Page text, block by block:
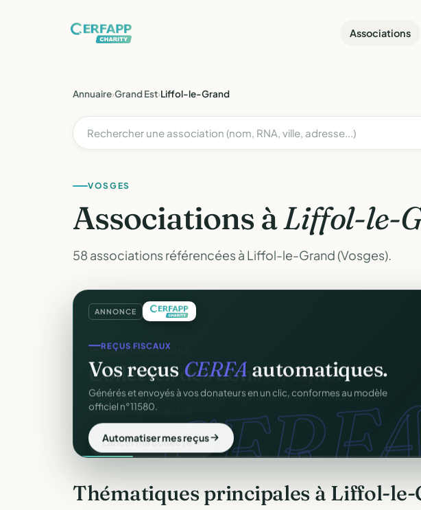
Associations
Annuaire›Grand Est›Liffol-le-Grand
VOSGES
Associations àLiffol-le-
58 associations référencées à Liffol-le-Grand (Vosges).
ANNONCE
REÇUS FISCAUX
Vos reçus CERFA automatiques.
Générés et envoyés à vos donateurs en un clic, conformes au modèle
officiel n°11580.
Automatiser mes reçus
Thématiques principales à Liffol-